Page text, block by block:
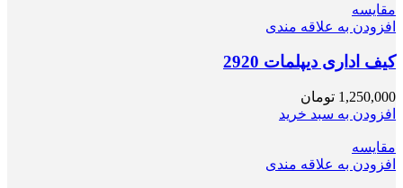
مقایسه
افزودن به علاقه مندی
کیف اداری دیپلمات 2920
1,250,000 تومان
افزودن به سبد خرید
مقایسه
افزودن به علاقه مندی